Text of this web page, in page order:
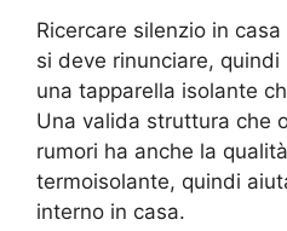
Ricercare silenzio in
si deve rinunciare,
una tapparella isolante
Una valida struttura che
rumori ha anche la
termoisolante, quindi
interno in casa.